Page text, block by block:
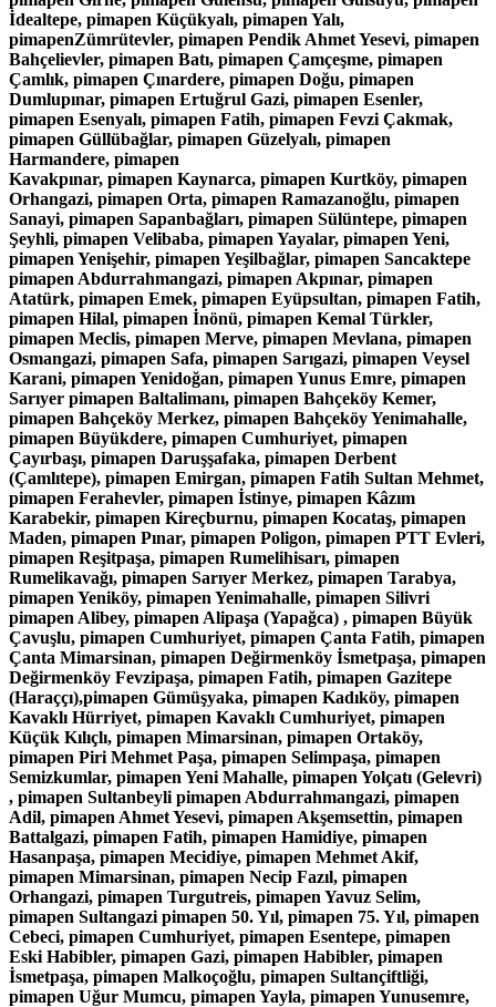
İdealtepe, pimapen Küçükyalı, pimapen Yalı,
pimapenZümrütevler, pimapen Pendik Ahmet Yesevi, pimapen
Bahçelievler, pimapen Batı, pimapen Çamçeşme, pimapen
Çamlık, pimapen Çınardere, pimapen Doğu, pimapen
Dumlupınar, pimapen Ertuğrul Gazi, pimapen Esenler,
pimapen Esenyalı, pimapen Fatih, pimapen Fevzi Çakmak,
pimapen Güllübağlar, pimapen Güzelyalı, pimapen
Harmandere, pimapen
Kavakpınar, pimapen Kaynarca, pimapen Kurtköy, pimapen
Orhangazi, pimapen Orta, pimapen Ramazanoğlu, pimapen
Sanayi, pimapen Sapanbağları, pimapen Sülüntepe, pimapen
Şeyhli, pimapen Velibaba, pimapen Yayalar, pimapen Yeni,
pimapen Yenişehir, pimapen Yeşilbağlar, pimapen Sancaktepe
pimapen Abdurrahmangazi, pimapen Akpınar, pimapen
Atatürk, pimapen Emek, pimapen Eyüpsultan, pimapen Fatih,
pimapen Hilal, pimapen İnönü, pimapen Kemal Türkler,
pimapen Meclis, pimapen Merve, pimapen Mevlana, pimapen
Osmangazi, pimapen Safa, pimapen Sarıgazi, pimapen Veysel
Karani, pimapen Yenidoğan, pimapen Yunus Emre, pimapen
Sarıyer pimapen Baltalimanı, pimapen Bahçeköy Kemer,
pimapen Bahçeköy Merkez, pimapen Bahçeköy Yenimahalle,
pimapen Büyükdere, pimapen Cumhuriyet, pimapen
Çayırbaşı, pimapen Daruşşafaka, pimapen Derbent
(Çamlıtepe), pimapen Emirgan, pimapen Fatih Sultan Mehmet,
pimapen Ferahevler, pimapen İstinye, pimapen Kâzım
Karabekir, pimapen Kireçburnu, pimapen Kocataş, pimapen
Maden, pimapen Pınar, pimapen Poligon, pimapen PTT Evleri,
pimapen Reşitpaşa, pimapen Rumelihisarı, pimapen
Rumelikavağı, pimapen Sarıyer Merkez, pimapen Tarabya,
pimapen Yeniköy, pimapen Yenimahalle, pimapen Silivri
pimapen Alibey, pimapen Alipaşa (Yapağca) , pimapen Büyük
Çavuşlu, pimapen Cumhuriyet, pimapen Çanta Fatih, pimapen
Çanta Mimarsinan, pimapen Değirmenköy İsmetpaşa, pimapen
Değirmenköy Fevzipaşa, pimapen Fatih, pimapen Gazitepe
(Haraççı),pimapen Gümüşyaka, pimapen Kadıköy, pimapen
Kavaklı Hürriyet, pimapen Kavaklı Cumhuriyet, pimapen
Küçük Kılıçlı, pimapen Mimarsinan, pimapen Ortaköy,
pimapen Piri Mehmet Paşa, pimapen Selimpaşa, pimapen
Semizkumlar, pimapen Yeni Mahalle, pimapen Yolçatı (Gelevri)
, pimapen Sultanbeyli pimapen Abdurrahmangazi, pimapen
Adil, pimapen Ahmet Yesevi, pimapen Akşemsettin, pimapen
Battalgazi, pimapen Fatih, pimapen Hamidiye, pimapen
Hasanpaşa, pimapen Mecidiye, pimapen Mehmet Akif,
pimapen Mimarsinan, pimapen Necip Fazıl, pimapen
Orhangazi, pimapen Turgutreis, pimapen Yavuz Selim,
pimapen Sultangazi pimapen 50. Yıl, pimapen 75. Yıl, pimapen
Cebeci, pimapen Cumhuriyet, pimapen Esentepe, pimapen
Eski Habibler, pimapen Gazi, pimapen Habibler, pimapen
İsmetpaşa, pimapen Malkoçoğlu, pimapen Sultançiftliği,
pimapen Uğur Mumcu, pimapen Yayla, pimapen Yunusemre,